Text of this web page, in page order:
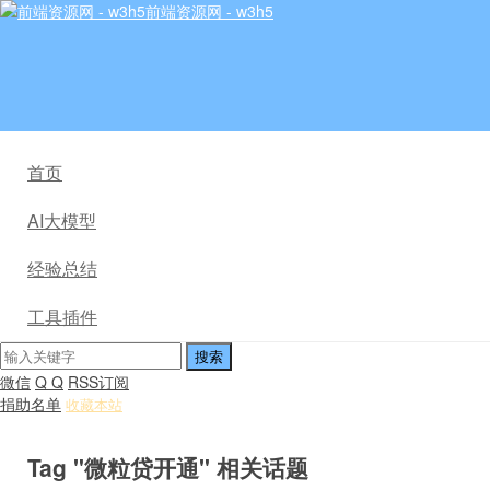
前端资源网 - w3h5
首页
AI大模型
经验总结
工具插件
微信 Q Q RSS订阅
捐助名单 收藏本站
Tag "微粒贷开通" 相关话题